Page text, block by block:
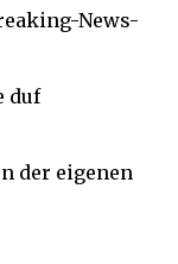
News-
duf
der eigenen